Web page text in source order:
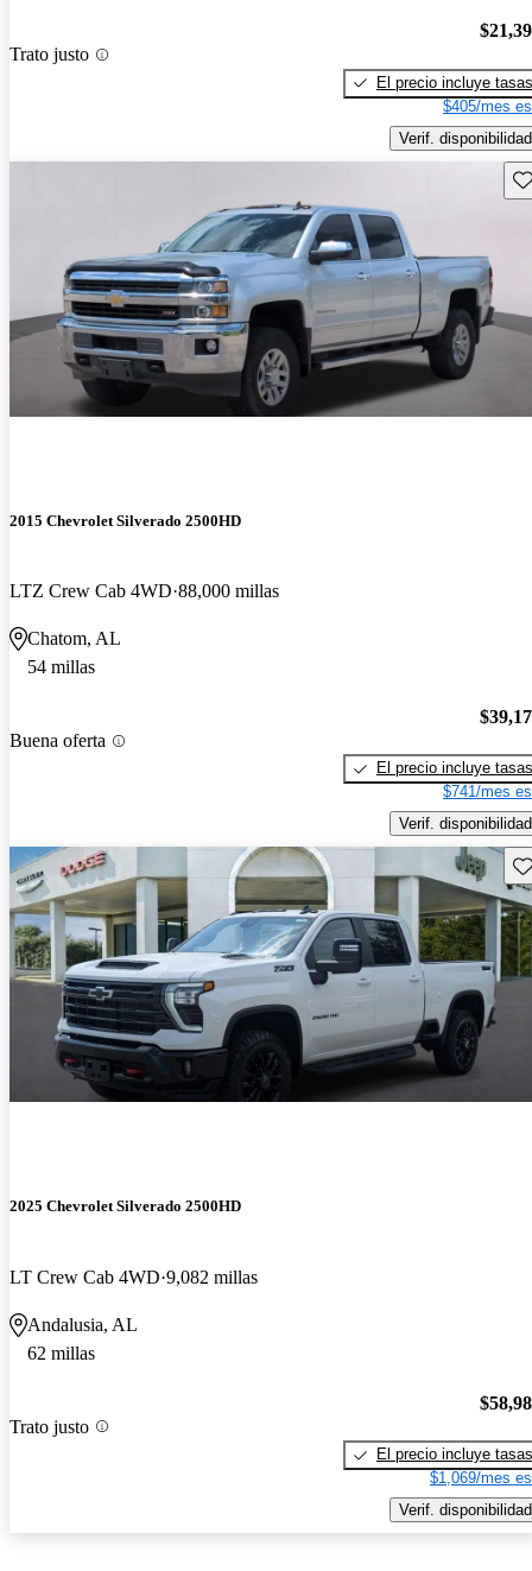
Trato justo
El precio incluye tasas
$405/mes
Verif. disponibilidad
2015 Chevrolet Silverado 2500HD
LTZ Crew Cab 4WD 88,000 millas
Chatom, AL
54 millas
Buena oferta
El precio incluye tasas
$741/mes
Verif. disponibilidad
2025 Chevrolet Silverado 2500HD
LT Crew Cab 4WD 9,082 millas
Andalusia, AL
62 millas
Trato justo
El precio incluye tasas
$1,069/mes
Verif. disponibilidad